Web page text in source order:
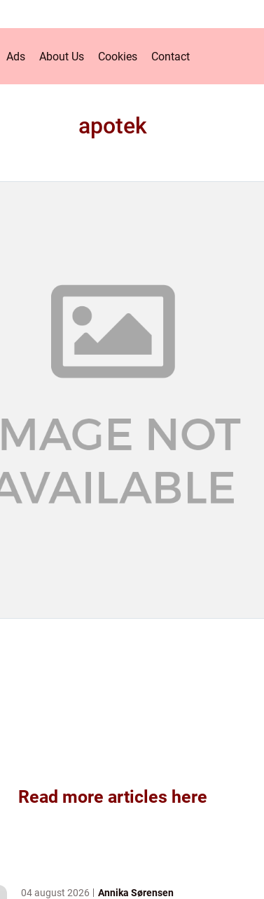
Ads About Us Cookies Contact
apotek
Read more articles here
04 august 2026 Annika Sørensen